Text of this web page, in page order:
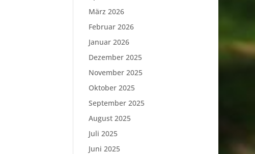
März 2026
Februar 2026
Januar 2026
Dezember 2025
November 2025
Oktober 2025
September 2025
August 2025
Juli 2025
Juni 2025